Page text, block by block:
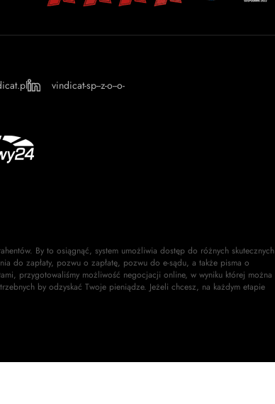
vindicat-sp--z-o--o-
By to osiągnąć, system umożliwia dostęp do różnych skutecznych
do zapłaty, pozwu o zapłatę, pozwu do e-sądu, a także pisma o
przygotowaliśmy możliwość negocjacji online, w wyniku której można
by odzyskać Twoje pieniądze. Jeżeli chcesz, na każdym etapie